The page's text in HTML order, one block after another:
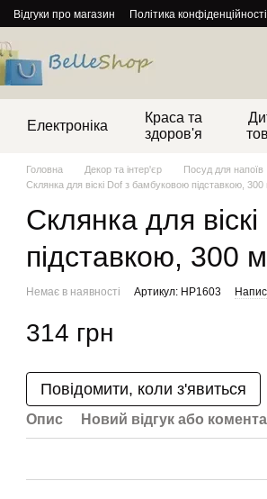
Відгуки про магазин Політика конфіденційності
Електроніка
Краса та
здоров'я
Головна Декор та інтер'єр
Посуд для напоїв
Склянка для віскі Dof з бамбуковою підставкою,
Склянка для
підставкою, 300
Немає в наявності Артикул: HP1603
314 грн
Повідомити, коли з'явиться
Опис Новий відгук або